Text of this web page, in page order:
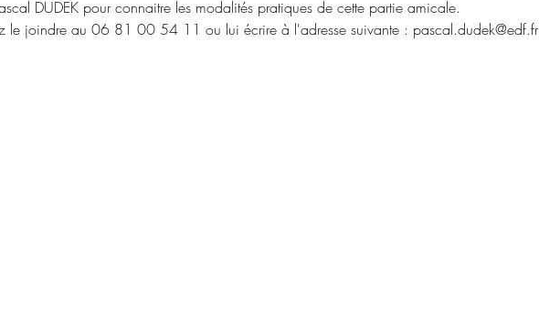
DUDEK pour connaitre les modalités pratiques de cette partie amicale.
le joindre au 06 81 00 54 11 ou lui écrire à l'adresse suivante : pascal.dudek@edf.fr